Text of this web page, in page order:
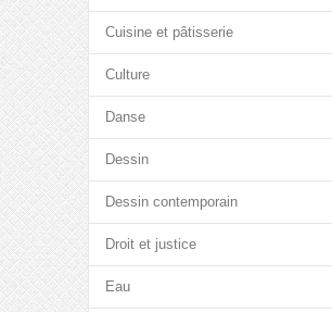
Cuisine et pâtisserie
Culture
Danse
Dessin
Dessin contemporain
Droit et justice
Eau